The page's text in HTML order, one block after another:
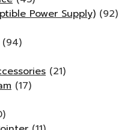
Power Supply) (92)
(94)
(21)
(17)